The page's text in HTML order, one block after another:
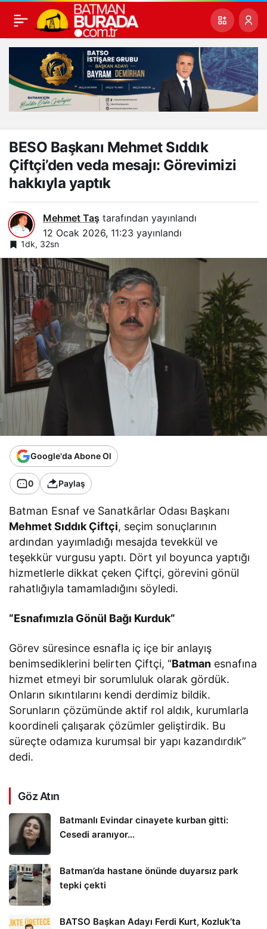
BESO Başkanı Mehmet Sıddık
Çiftçi’den veda mesajı: Görevimizi
hakkıyla yaptık
Mehmet Taş tarafından yayınlandı
12 Ocak 2026, 11:23 yayınlandı
1dk, 32sn
Google'da Abone Ol
0 Paylaş
Batman Esnaf ve Sanatkârlar Odası Başkanı
Mehmet Sıddık Çiftçi, seçim sonuçlarının
ardından yayımladığı mesajda tevekkül ve
teşekkür vurgusu yaptı. Dört yıl boyunca yaptığı
hizmetlerle dikkat çeken Çiftçi, görevini gönül
rahatlığıyla tamamladığını söyledi.
“Esnafımızla Gönül Bağı Kurduk”
Görev süresince esnafla iç içe bir anlayış
benimsediklerini belirten Çiftçi, “Batman esnafına
hizmet etmeyi bir sorumluluk olarak gördük.
Onların sıkıntılarını kendi derdimiz bildik.
Sorunların çözümünde aktif rol aldık, kurumlarla
koordineli çalışarak çözümler geliştirdik. Bu
süreçte odamıza kurumsal bir yapı kazandırdık”
dedi.
Göz Atın
Batmanlı Evindar cinayete kurban gitti:
Cesedi aranıyor…
Batman’da hastane önünde duyarsız park
tepki çekti
BATSO Başkan Adayı Ferdi Kurt, Kozluk’ta